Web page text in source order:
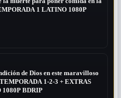
1 LATINO 1080P
de Dios en este maravilloso
1-2-3 + EXTRAS
BDRIP